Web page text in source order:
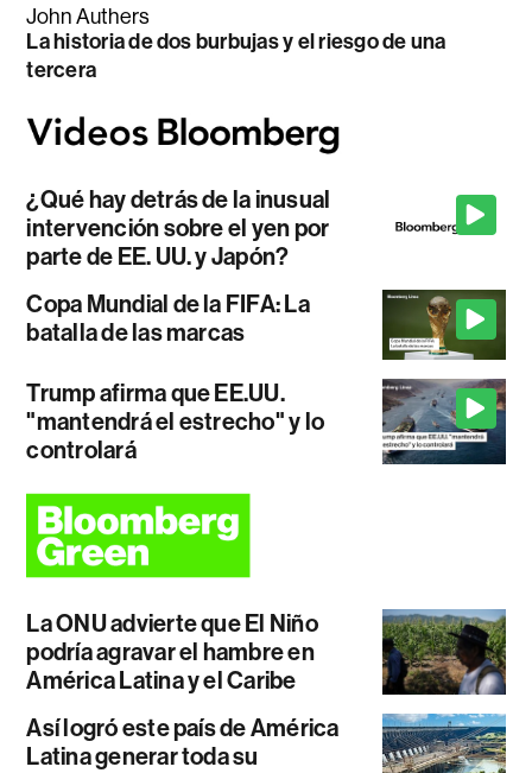
John Authers
La historia de dos burbujas y el riesgo de una
tercera
¿Qué hay detrás de la inusual
intervención sobre el yen por
parte de EE. UU. y Japón?
Copa Mundial de la FIFA: La
batalla de las marcas
Trump afirma que EE.UU.
"mantendrá el estrecho" y lo
controlará
La ONU advierte que El Niño
podría agravar el hambre en
América Latina y el Caribe
Así logró este país de América
Latina generar toda su